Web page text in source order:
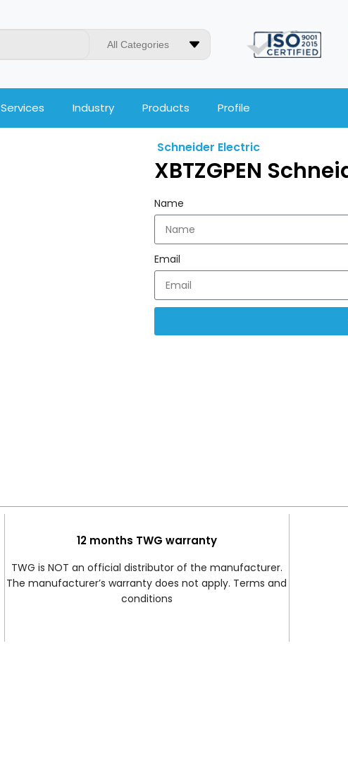
All Categories
Services Industry Products Profile
Schneider Electric
XBTZGPEN
Name
Email
12 months TWG warranty
TWG is NOT an official distributor of the manufacturer.
The manufacturer’s warranty does not apply. Terms and
conditions